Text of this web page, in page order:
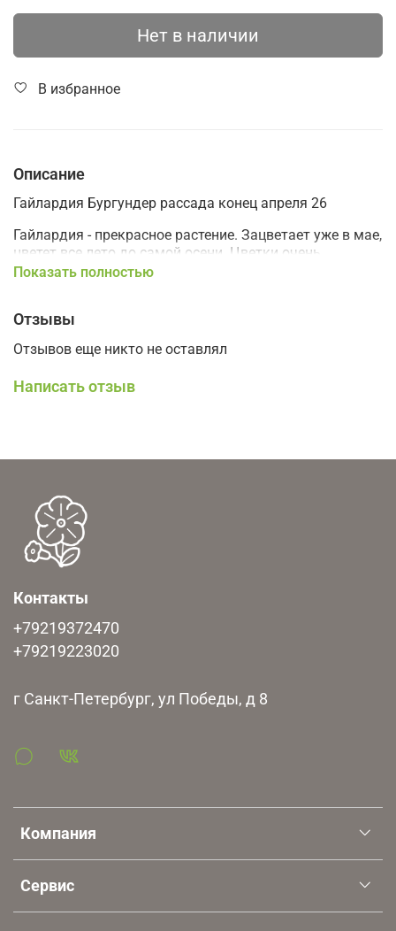
Нет в наличии
В избранное
Описание
Гайлардия Бургундер рассада конец апреля 26
Гайлардия - прекрасное растение. Зацветает уже в мае,
цветет все лето до самой осени. Цветки очень
крупные, выразительные. Стоит копейки.
Только самовывоз.
Показать полностью
Отзывы
Отзывов еще никто не оставлял
Написать отзыв
Компания
Сервис
Контакты
+79219372470
+79219223020
г Санкт-Петербург, ул Победы, д 8